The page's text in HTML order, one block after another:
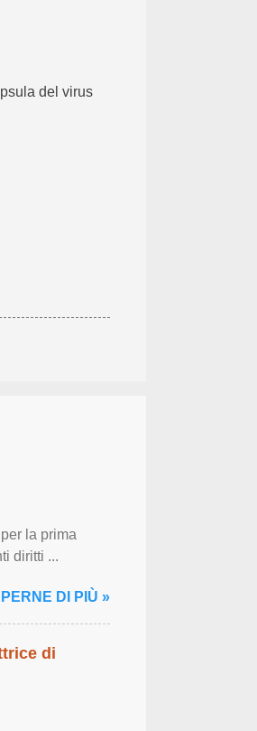
del virus
la prima
diritti ...
DI PIÙ »
di